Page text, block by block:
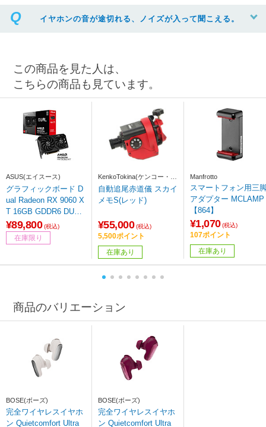
イヤホンの音が途切れる、ノイズが入って聞こえる。
この商品を見た人は、
こちらの商品も見ています。
ASUS(エイスース)
グラフィックボード D
ual Radeon RX 9060 X
T 16GB GDDR6 DUAL
-RX9060XT-16G ［Rad
eon RXシリーズ /16G
B］
¥89,800 (税込)
在庫限り
KenkoTokina(ケンコー・ト
キナー)
自動追尾赤道儀 スカイ
メモS(レッド)
¥55,000 (税込)
5,500ポイント
在庫あり
Manfrotto
スマートフォン用三
アダプター MCLAMP
【864】
¥1,070 (税込)
107ポイント
在庫あり
商品のバリエーション
BOSE(ボーズ)
完全ワイヤレスイヤホ
ン Quietcomfort Ultra
BOSE(ボーズ)
完全ワイヤレスイヤホ
ン Quietcomfort Ultra